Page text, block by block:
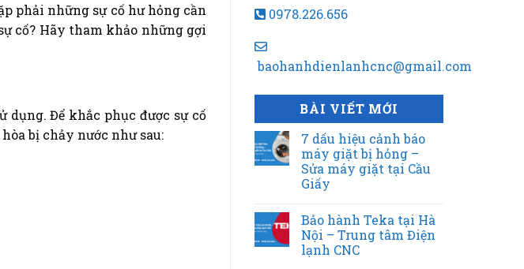
phải những sự cố hư hỏng cần
cố? Hãy tham khảo những gợi
Để khắc phục được sự cố
bị chảy nước như sau:
0978.226.656
baohanhdienlanhcnc@gmail.com
BÀI VIẾT MỚI
7 dấu hiệu cảnh báo
máy giặt bị hỏng –
Sửa máy giặt tại Cầu
Giấy
Bảo hành Teka tại Hà
Nội – Trung tâm Điện
lạnh CNC